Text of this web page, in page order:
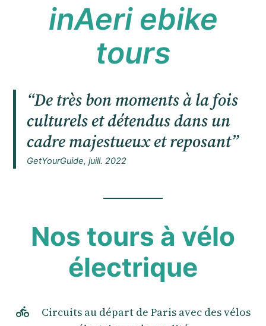
inAeri ebike
tours
“De très bon moments à la fois
culturels et détendus dans un
cadre majestueux et reposant”
GetYourGuide, juill. 2022
Nos tours à vélo
électrique
Circuits au départ de Paris avec des vélos